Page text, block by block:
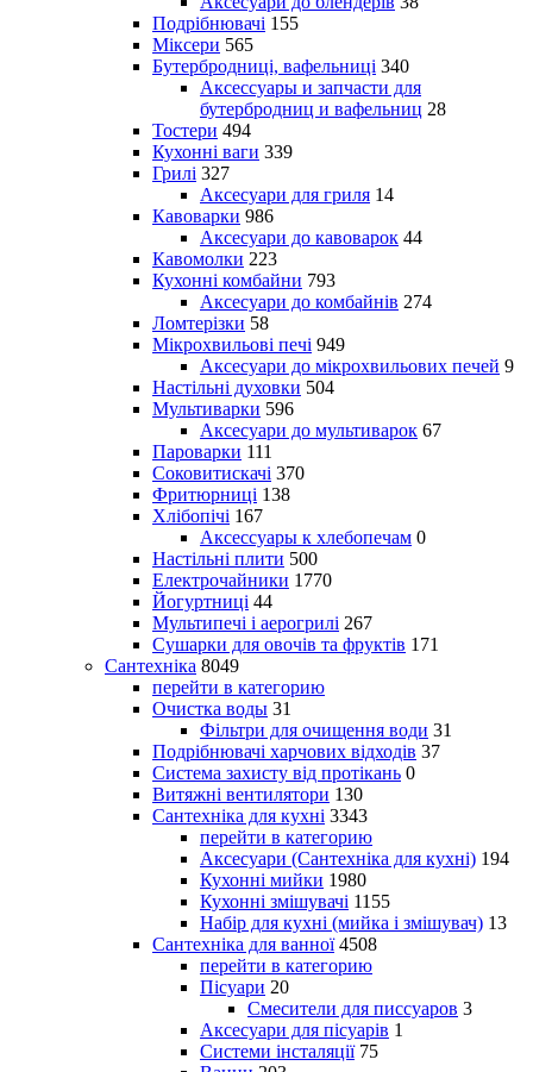
Подрібнювачі 155
Міксери 565
Бутербродниці, вафельниці 340
Аксессуары и запчасти для
бутербродниц и вафельниц 28
Тостери 494
Кухонні ваги 339
Грилі 327
Аксесуари для гриля 14
Кавоварки 986
Аксесуари до кавоварок 44
Кавомолки 223
Кухонні комбайни 793
Аксесуари до комбайнів 274
Ломтерізки 58
Мікрохвильові печі 949
Аксесуари до мікрохвильових печей 9
Настільні духовки 504
Мультиварки 596
Аксесуари до мультиварок 67
Пароварки 111
Соковитискачі 370
Фритюрниці 138
Хлібопічі 167
Аксессуары к хлебопечам 0
Настільні плити 500
Електрочайники 1770
Йогуртниці 44
Мультипечі і аерогрилі 267
Сушарки для овочів та фруктів 171
Сантехніка 8049
перейти в категорию
Очистка воды 31
Фільтри для очищення води 31
Подрібнювачі харчових відходів 37
Система захисту від протікань 0
Витяжні вентилятори 130
Сантехніка для кухні 3343
перейти в категорию
Аксесуари (Сантехніка для кухні) 194
Кухонні мийки 1980
Кухонні змішувачі 1155
Набір для кухні (мийка і змішувач) 13
Сантехніка для ванної 4508
перейти в категорию
Пісуари 20
Смесители для писсуаров 3
Аксесуари для пісуарів 1
Системи інсталяції 75